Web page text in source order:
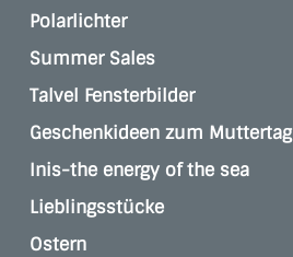
Polarlichter
Summer Sales
Talvel Fensterbilder
Geschenkideen zum Muttertag
Inis-the energy of the sea
Lieblingsstücke
Ostern